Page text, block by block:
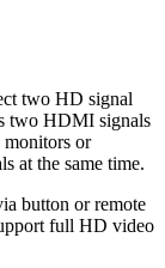
two HD signal
two HDMI signals
or
at the same time.
button or remote
full HD video